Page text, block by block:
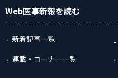
Web医事新報を読む
新着記事一覧
連載・コーナー一覧